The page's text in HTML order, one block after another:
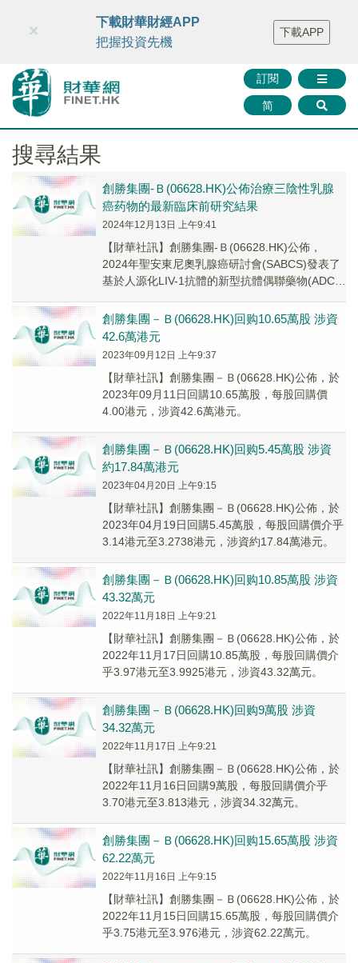
財華智庫網 FINTV FINMETA 財華證券 媒體矩陣
智庫沙龍
聯絡我們
訂閱
简
×
下載財華財經APP
把握投資先機
下載APP
搜尋結果
創勝集團-Ｂ(06628.HK)公佈治療三陰性乳腺
癌药物的最新臨床前研究結果
2024年12月13日 上午9:41
【財華社訊】創勝集團-Ｂ(06628.HK)公佈，
2024年聖安東尼奧乳腺癌研討會(SABCS)發表了
基於人源化LIV-1抗體的新型抗體偶聯藥物(ADC)
創勝集團－Ｂ(06628.HK)回购10.65萬股 涉資
42.6萬港元
2023年09月12日 上午9:37
【財華社訊】創勝集團－Ｂ(06628.HK)公佈，於
2023年09月11日回購10.65萬股，每股回購價
4.00港元，涉資42.6萬港元。
創勝集團－Ｂ(06628.HK)回购5.45萬股 涉資
約17.84萬港元
2023年04月20日 上午9:15
【財華社訊】創勝集團－Ｂ(06628.HK)公佈，於
2023年04月19日回購5.45萬股，每股回購價介乎
3.14港元至3.2738港元，涉資約17.84萬港元。
創勝集團－Ｂ(06628.HK)回购10.85萬股 涉資
43.32萬元
2022年11月18日 上午9:21
【財華社訊】創勝集團－Ｂ(06628.HK)公佈，於
2022年11月17日回購10.85萬股，每股回購價介
乎3.97港元至3.9925港元，涉資43.32萬元。
創勝集團－Ｂ(06628.HK)回购9萬股 涉資
34.32萬元
2022年11月17日 上午9:21
【財華社訊】創勝集團－Ｂ(06628.HK)公佈，於
2022年11月16日回購9萬股，每股回購價介乎
3.70港元至3.813港元，涉資34.32萬元。
創勝集團－Ｂ(06628.HK)回购15.65萬股 涉資
62.22萬元
2022年11月16日 上午9:15
【財華社訊】創勝集團－Ｂ(06628.HK)公佈，於
2022年11月15日回購15.65萬股，每股回購價介
乎3.75港元至3.976港元，涉資62.22萬元。